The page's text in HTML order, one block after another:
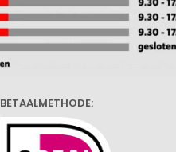
BETAALMETHODE: